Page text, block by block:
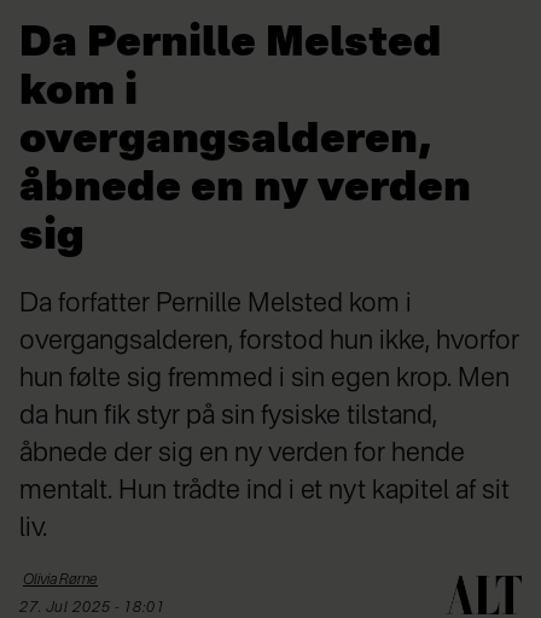
Da Pernille Melsted
kom i
overgangsalderen,
åbnede en ny verden
sig
Da forfatter Pernille Melsted kom i
overgangsalderen, forstod hun ikke, hvorfor
hun følte sig fremmed i sin egen krop. Men
da hun fik styr på sin fysiske tilstand,
åbnede der sig en ny verden for hende
mentalt. Hun trådte ind i et nyt kapitel af sit
liv.
OliviaRørne
27. Jul 2025 - 18:01